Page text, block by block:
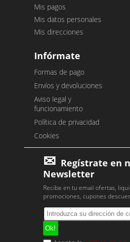
Mis pagos
Mis datos personales
Mis direcciones
Infórmate
Formas de pago
Envíos y devoluciones
Aviso legal y
funcionamiento
Política de privacidad
Cookies
Regístrate en
Newsletter
Recibe en tu email ofertas,
promociones, cupones